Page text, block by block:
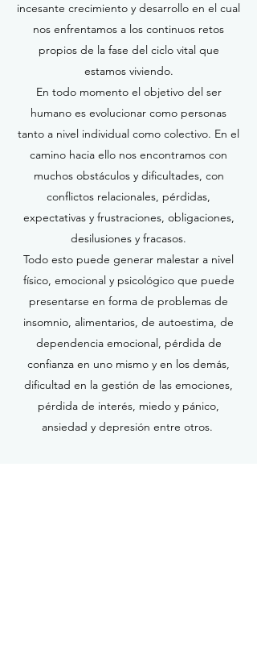
incesante crecimiento y desarrollo en el cual
nos enfrentamos a los continuos retos
propios de la fase del ciclo vital que
estamos viviendo.
En todo momento el objetivo del ser
humano es evolucionar como personas
tanto a nivel individual como colectivo. En el
camino hacia ello nos encontramos con
muchos obstáculos y dificultades, con
conflictos relacionales, pérdidas,
expectativas y frustraciones, obligaciones,
desilusiones y fracasos.
Todo esto puede generar malestar a nivel
físico, emocional y psicológico que puede
presentarse en forma de problemas de
insomnio, alimentarios, de autoestima, de
dependencia emocional, pérdida de
confianza en uno mismo y en los demás,
dificultad en la gestión de las emociones,
pérdida de interés, miedo y pánico,
ansiedad y depresión entre otros.